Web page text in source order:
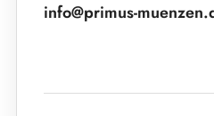
info@primus-